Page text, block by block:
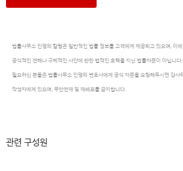
법률사무소 인평의 칼럼은 일반적인 법률 정보를 고객에게 제공되고 있으며, 이
공식적인 견해나 구체적인 사안에 관한 법적인 효력을 지닌 법률자문이 아닙니
필요하신 분들은 법률사무소 인평의 변호사에게 공식 자문을 요청해주시면 감사
작성자에게 있으며, 무단전재 및 재배포를 금지합니다.
관련 구성원